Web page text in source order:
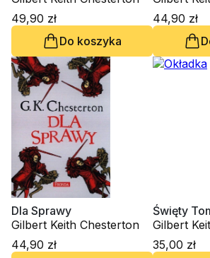
49,90 zł
Do koszyka
44,90 zł
Dla Sprawy
Gilbert Keith Chesterton
44,90 zł
Święty
Gilbert
35,00 zł